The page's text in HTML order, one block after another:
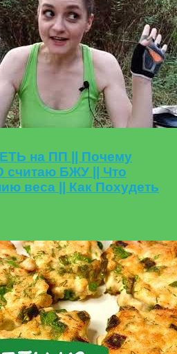
на ПП || Почему
БЖУ || Что
веса || Как Похудеть